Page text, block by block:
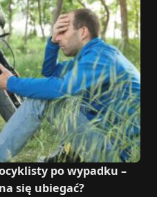
po wypadku –
się ubiegać?